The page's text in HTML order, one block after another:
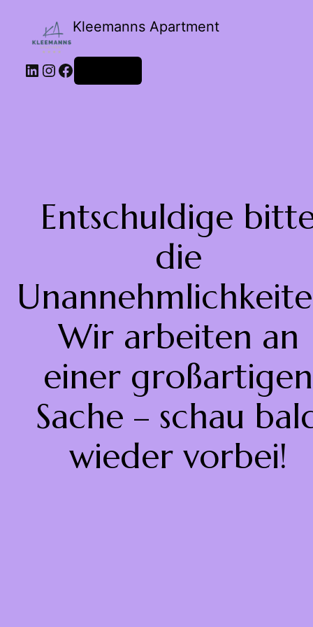
Kleemanns Apartment
Entschuldige
die
Wir arbeiten an
einer großartigen
Sache – schau
wieder vorbei!